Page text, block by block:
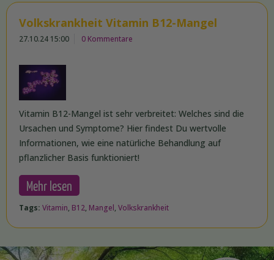
Volkskrankheit Vitamin B12-Mangel
27.10.24 15:00 0 Kommentare
Vitamin B12-Mangel ist sehr verbreitet: Welches sind die
Ursachen und Symptome? Hier findest Du wertvolle
Informationen, wie eine natürliche Behandlung auf
pflanzlicher Basis funktioniert!
Mehr lesen
Tags: Vitamin, B12, Mangel, Volkskrankheit